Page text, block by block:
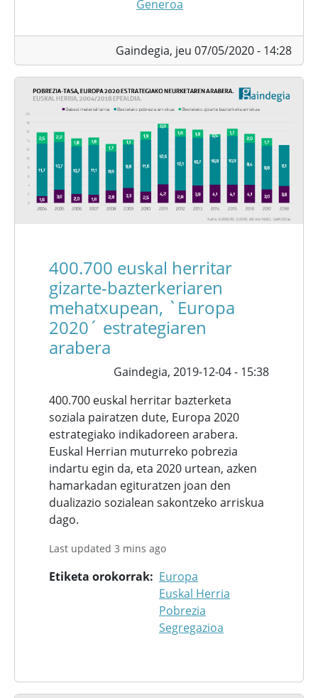
Generoa
Gaindegia, jeu 07/05/2020 - 14:28
400.700 euskal herritar
gizarte-bazterkeriaren
mehatxupean, `Europa
2020´ estrategiaren
arabera
Gaindegia, 2019-12-04 - 15:38
400.700 euskal herritar bazterketa
soziala pairatzen dute, Europa 2020
estrategiako indikadoreen arabera.
Euskal Herrian muturreko pobrezia
indartu egin da, eta 2020 urtean, azken
hamarkadan egituratzen joan den
dualizazio sozialean sakontzeko arriskua
dago.
Last updated 3 mins ago
Etiketa orokorrak
Europa
Euskal Herria
Pobrezia
Segregazioa